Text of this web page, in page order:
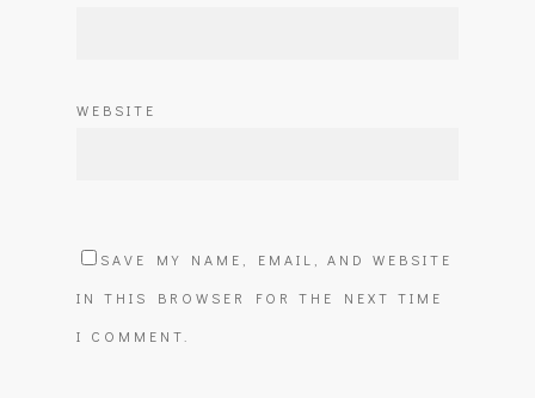
WEBSITE
SAVE MY NAME, EMAIL, AND WEBSITE
IN THIS BROWSER FOR THE NEXT TIME
I COMMENT.